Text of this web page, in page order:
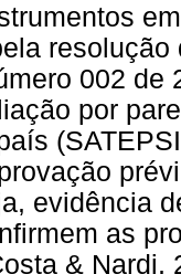
002
por
evidência
as
& Nardi,